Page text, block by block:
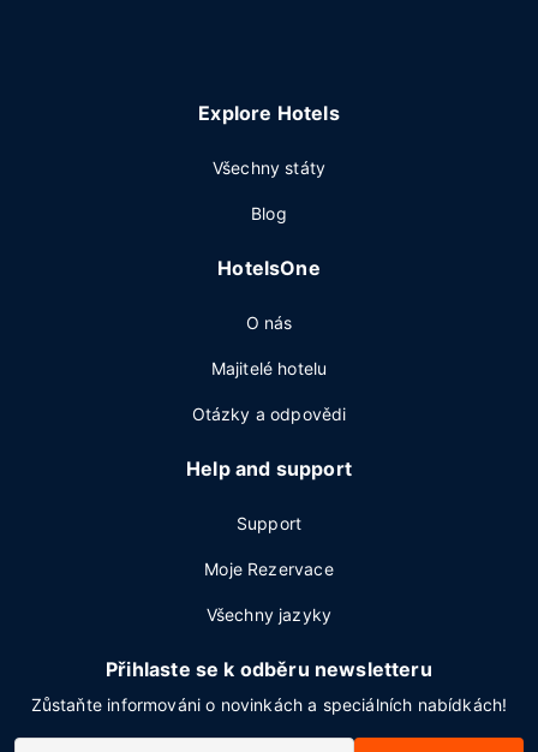
Explore Hotels
Všechny státy
Blog
HotelsOne
O nás
Majitelé hotelu
Otázky a odpovědi
Help and support
Support
Moje Rezervace
Všechny jazyky
Přihlaste se k odběru newsletteru
Zůstaňte informováni o novinkách a speciálních nabídkách!